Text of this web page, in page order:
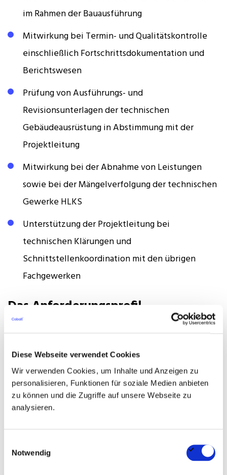
Diese Webseite verwendet Cookies
Wir verwenden Cookies, um Inhalte und Anzeigen zu
personalisieren, Funktionen für soziale Medien anbieten
zu können und die Zugriffe auf unsere Webseite zu
analysieren.
Notwendig
im Rahmen der Bauausführung
Mitwirkung bei Termin- und Qualitätskontrolle
einschließlich Fortschrittsdokumentation und
Berichtswesen
Prüfung von Ausführungs- und
Revisionsunterlagen der technischen
Gebäudeausrüstung in Abstimmung mit der
Projektleitung
Mitwirkung bei der Abnahme von Leistungen
sowie bei der Mängelverfolgung der technischen
Gewerke HLKS
Unterstützung der Projektleitung bei
technischen Klärungen und
Schnittstellenkoordination mit den übrigen
Fachgewerken
Das Anforderungsprofil
Versorgungstechnik, Gebäudetechnik, Energie-
und Gebäudetechnik oder eine vergleichbare
technische Qualifikation
Berufserfahrung in der Objektüberwachung oder
Sichere Kenntnisse der einschlägigen Normen,